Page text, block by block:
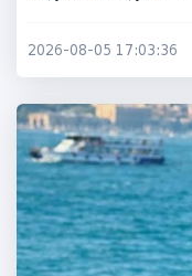
2026-08-05 17:03:36